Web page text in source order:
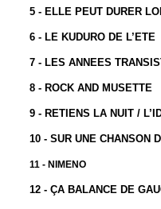
5 - ELLE PEUT DURER
6 - LE KUDURO DE L’ETE
7 - LES ANNEES
8 - ROCK AND MUSETTE
9 - RETIENS LA NUIT /
10 - SUR UNE CHANSON
11 - NIMENO
12 - ÇA BALANCE DE